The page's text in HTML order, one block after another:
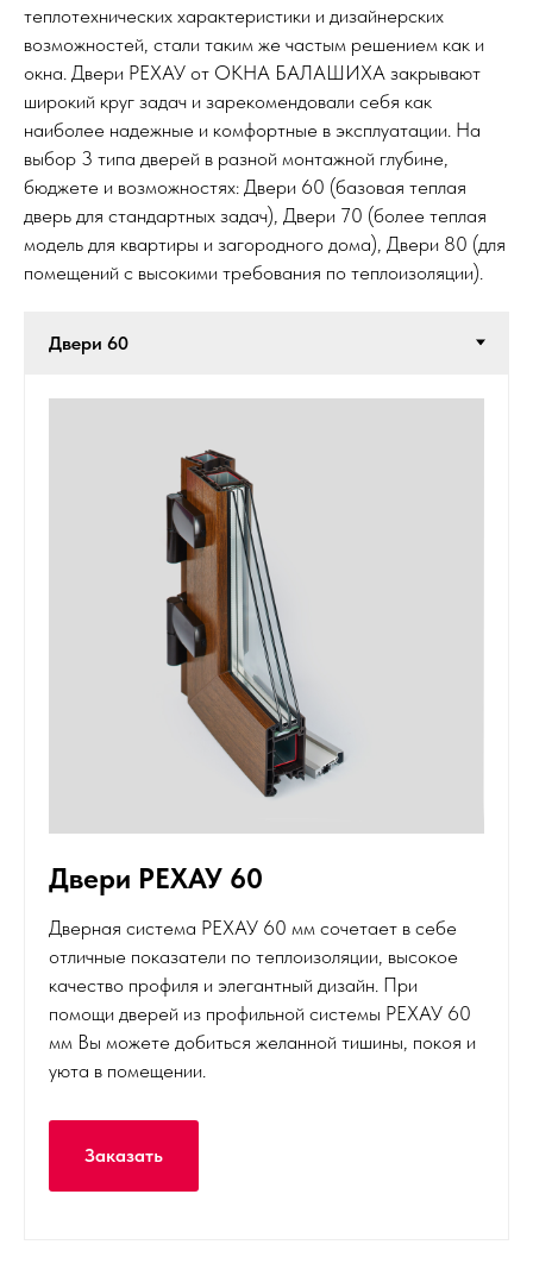
теплотехнических характеристики и дизайнерских
возможностей, стали таким же частым решением как и
окна. Двери РЕХАУ от ОКНА БАЛАШИХА закрывают
широкий круг задач и зарекомендовали себя как
наиболее надежные и комфортные в эксплуатации. На
выбор 3 типа дверей в разной монтажной глубине,
бюджете и возможностях: Двери 60 (базовая теплая
дверь для стандартных задач), Двери 70 (более теплая
модель для квартиры и загородного дома), Двери 80 (для
помещений с высокими требования по теплоизоляции).
Двери РЕХАУ 60
Дверная система РЕХАУ 60 мм сочетает в себе
отличные показатели по теплоизоляции, высокое
качество профиля и элегантный дизайн. При
помощи дверей из профильной системы РЕХАУ 60
мм Вы можете добиться желанной тишины, покоя и
уюта в помещении.
Заказать